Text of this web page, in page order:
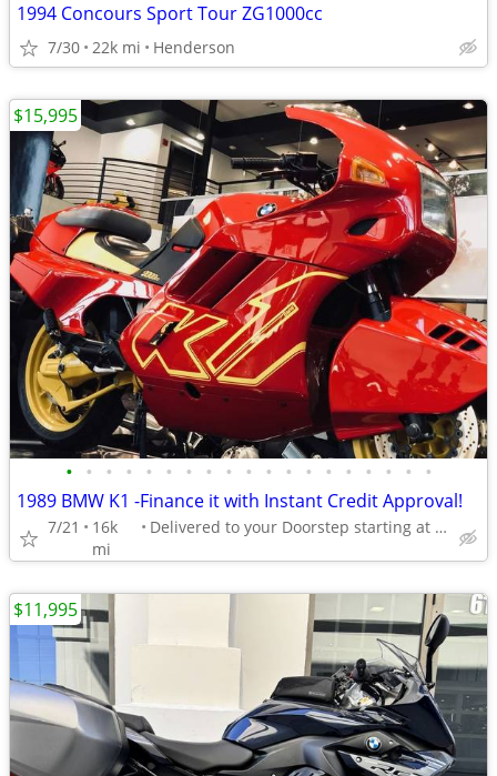
1994 Concours Sport Tour ZG1000cc
7/30 22k mi Henderson
• • • • • • • • • • • • • • • • • • •
1989 BMW K1 -Finance it with Instant Credit Approval!
7/21
16k
mi
Delivered to your Doorstep starting at $189
$15,995
$11,995